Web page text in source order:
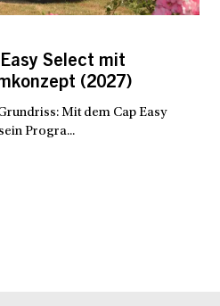
Select mit
(2027)
Mit dem Cap Easy
Progra...